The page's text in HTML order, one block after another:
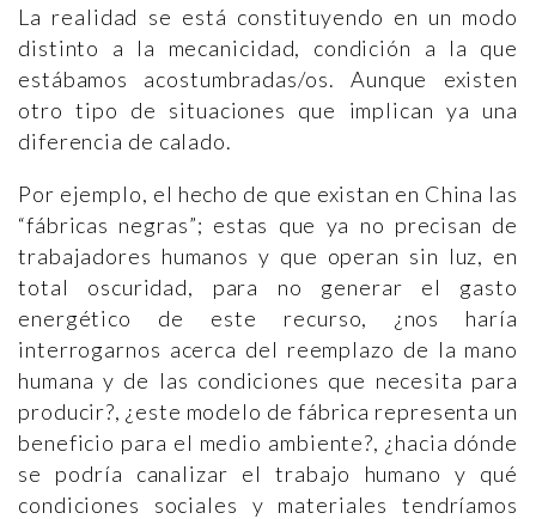
La realidad se está constituyendo en un modo
distinto a la mecanicidad, condición a la que
estábamos acostumbradas/os. Aunque existen
otro tipo de situaciones que implican ya una
diferencia de calado.
Por ejemplo, el hecho de que existan en China las
“fábricas negras”; estas que ya no precisan de
trabajadores humanos y que operan sin luz, en
total oscuridad, para no generar el gasto
energético de este recurso, ¿nos haría
interrogarnos acerca del reemplazo de la mano
humana y de las condiciones que necesita para
producir?, ¿este modelo de fábrica representa un
beneficio para el medio ambiente?, ¿hacia dónde
se podría canalizar el trabajo humano y qué
condiciones sociales y materiales tendríamos